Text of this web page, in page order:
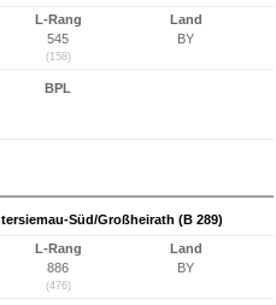
L-Rang
545
(158)
Land
BY
BPL
Süd/Großheirath (B 289)
L-Rang
886
(476)
Land
BY